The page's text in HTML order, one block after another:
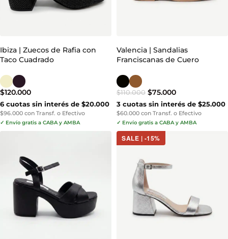
Ibiza | Zuecos de Rafia con
Taco Cuadrado
$120.000
6 cuotas sin interés de $20.000
$96.000 con Transf. o Efectivo
✓ Envío gratis a CABA y AMBA
Valencia | Sandalias
Franciscanas de Cuero
$110.000 $75.000
3 cuotas sin interés de $25.000
$60.000 con Transf. o Efectivo
✓ Envío gratis a CABA y AMBA
SALE | -15%